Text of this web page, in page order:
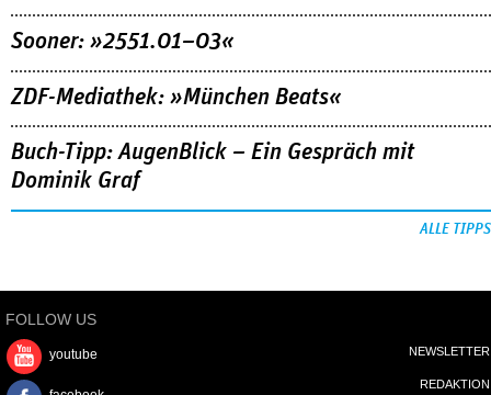
Sooner: »2551.01–03«
ZDF-Mediathek: »München Beats«
Buch-Tipp: AugenBlick – Ein Gespräch mit
Dominik Graf
ALLE TIPPS
FOLLOW US
youtube NEWSLETTER
REDAKTION